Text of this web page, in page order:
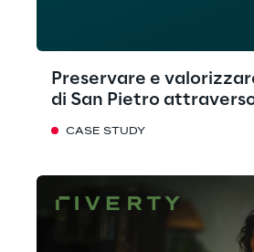
Preservare e
di San Pietro
CASE STUDY